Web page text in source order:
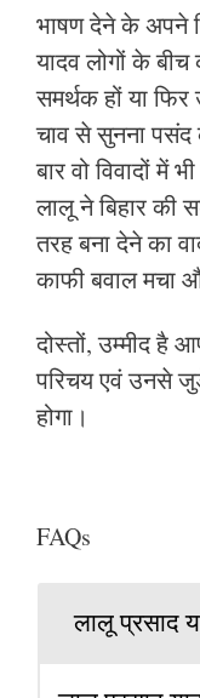
भाषण देने के अपने
यादव लोगों के
समर्थक हों या
चाव से सुनना
बार वो विवादों
लालू ने बिहार की
तरह बना देने का
काफी बवाल मचा
दोस्तों, उम्मीद है
परिचय एवं उनसे
होगा।
FAQs
लालू प्रसाद